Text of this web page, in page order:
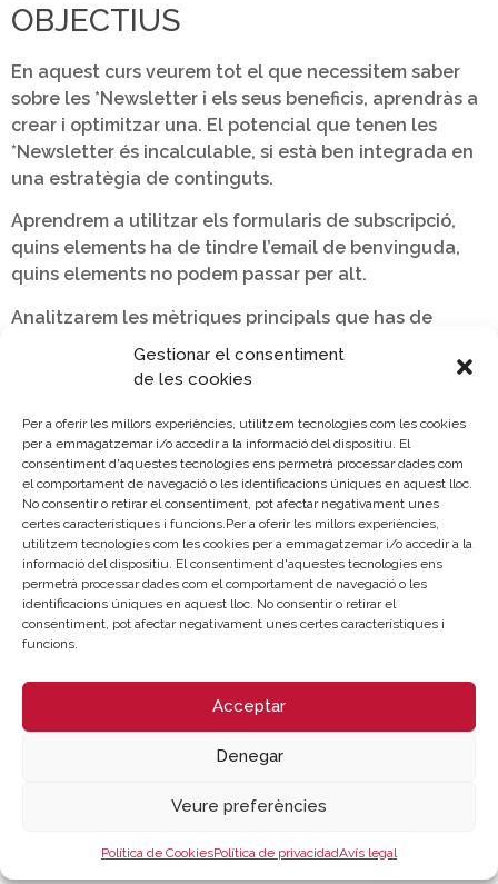
Gestionar el consentiment
de les cookies
Per a oferir les millors experiències, utilitzem tecnologies com les cookies
per a emmagatzemar i/o accedir a la informació del dispositiu. El
consentiment d'aquestes tecnologies ens permetrà processar dades com
el comportament de navegació o les identificacions úniques en aquest lloc.
No consentir o retirar el consentiment, pot afectar negativament unes
certes característiques i funcions.Per a oferir les millors experiències,
utilitzem tecnologies com les cookies per a emmagatzemar i/o accedir a la
informació del dispositiu. El consentiment d'aquestes tecnologies ens
permetrà processar dades com el comportament de navegació o les
identificacions úniques en aquest lloc. No consentir o retirar el
consentiment, pot afectar negativament unes certes característiques i
funcions.
Acceptar
Denegar
Veure preferències
Política de CookiesPolítica de privacidadAvís legal
OBJECTIUS
En aquest curs veurem tot el que necessitem saber
sobre les *Newsletter i els seus beneficis, aprendràs a
crear i optimitzar una. El potencial que tenen les
*Newsletter és incalculable, si està ben integrada en
una estratègia de continguts.
Aprendrem a utilitzar els formularis de subscripció,
quins elements ha de tindre l’email de benvinguda,
quins elements no podem passar per alt.
Analitzarem les mètriques principals que has de
tindre en compte quan faces enviament de
campanyes d’email.
com a referent per als nostres clients.
PREU
Gratuito
MÉS INFORMACIÓ